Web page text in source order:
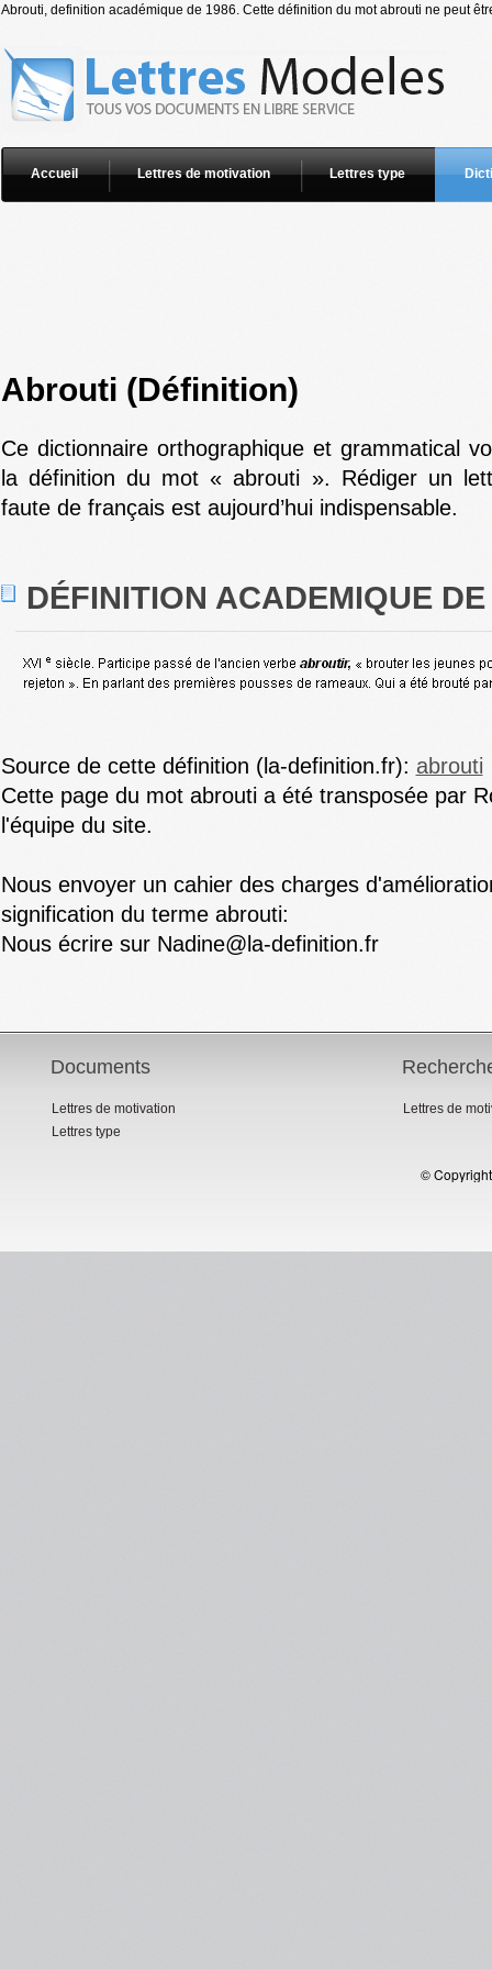
Abrouti, definition académique de 1986. Cette définition du mot abrouti ne peut
Accueil Lettres de motivation Lettres type
Abrouti (Définition)
Ce dictionnaire orthographique et grammatical
la définition du mot « abrouti ». Rédiger un
faute de français est aujourd’hui indispensable.
DÉFINITION ACADEMIQUE
Source de cette définition (la-definition.fr): abrouti
Cette page du mot abrouti a été transposée par
l'équipe du site.
Nous envoyer un cahier des charges
signification du terme abrouti:
Nous écrire sur Nadine@la-definition.fr
Documents
Lettres de motivation
Lettres type
Lettres de
©